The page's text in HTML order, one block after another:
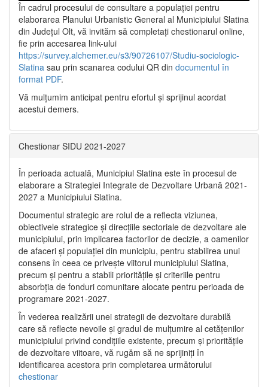
În cadrul procesului de consultare a populaţiei pentru
elaborarea Planului Urbanistic General al Municipiului Slatina
din Județul Olt, vă invităm să completați chestionarul online,
fie prin accesarea link-ului
https://survey.alchemer.eu/s3/90726107/Studiu-sociologic-
Slatina sau prin scanarea codului QR din documentul în
format PDF.
Vă mulţumim anticipat pentru efortul şi sprijinul acordat
acestui demers.
Chestionar SIDU 2021-2027
În perioada actuală, Municipiul Slatina este în procesul de
elaborare a Strategiei Integrate de Dezvoltare Urbană 2021‐
2027 a Municipiului Slatina.
Documentul strategic are rolul de a reflecta viziunea,
obiectivele strategice și direcțiile sectoriale de dezvoltare ale
municipiului, prin implicarea factorilor de decizie, a oamenilor
de afaceri și populației din municipiu, pentru stabilirea unui
consens în ceea ce privește viitorul municipiului Slatina,
precum și pentru a stabili prioritățile și criteriile pentru
absorbția de fonduri comunitare alocate pentru perioada de
programare 2021-2027.
În vederea realizării unei strategii de dezvoltare durabilă
care să reflecte nevoile și gradul de mulțumire al cetățenilor
municipiului privind condițiile existente, precum și prioritățile
de dezvoltare viitoare, vă rugăm să ne sprijiniți în
identificarea acestora prin completarea următorului
chestionar